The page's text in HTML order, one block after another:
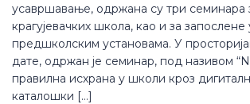
усавршавање, одржана су три семинара
крагујевачких школа, као и за запослене
предшколским установама. У
дате, одржан је семинар, под називом
правилна исхрана у школи кроз
каталошки […]